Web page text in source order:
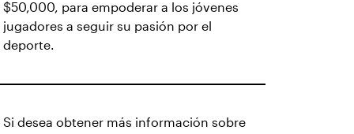
$50,000, para empoderar a los jóvenes
jugadores a seguir su pasión por el
deporte.
Si desea obtener más información sobre